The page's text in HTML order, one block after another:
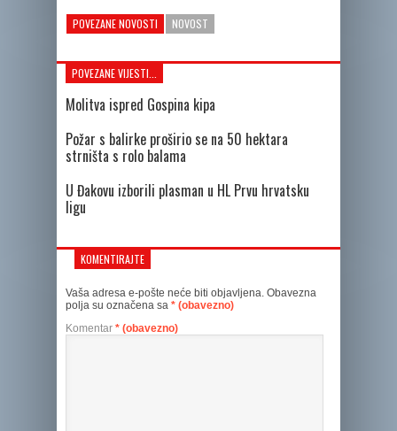
POVEZANE NOVOSTI NOVOST
POVEZANE VIJESTI...
Molitva ispred Gospina kipa
Požar s balirke proširio se na 50 hektara
strništa s rolo balama
U Đakovu izborili plasman u HL Prvu hrvatsku
ligu
KOMENTIRAJTE
Vaša adresa e-pošte neće biti objavljena. Obavezna
polja su označena sa * (obavezno)
Komentar * (obavezno)